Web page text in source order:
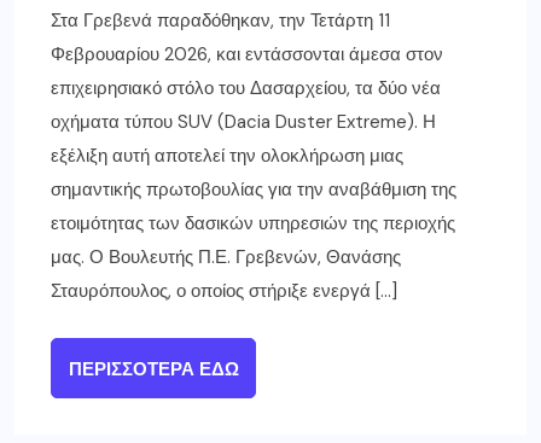
Στα Γρεβενά παραδόθηκαν, την Τετάρτη 11
Φεβρουαρίου 2026, και εντάσσονται άμεσα στον
επιχειρησιακό στόλο του Δασαρχείου, τα δύο νέα
οχήματα τύπου SUV (Dacia Duster Extreme). Η
εξέλιξη αυτή αποτελεί την ολοκλήρωση μιας
σημαντικής πρωτοβουλίας για την αναβάθμιση της
ετοιμότητας των δασικών υπηρεσιών της περιοχής
μας. Ο Βουλευτής Π.Ε. Γρεβενών, Θανάσης
Σταυρόπουλος, ο οποίος στήριξε ενεργά […]
ΠΕΡΙΣΣΌΤΕΡΑ ΕΔΏ